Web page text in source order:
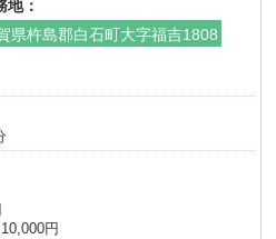
地：
県杵島郡白石町大字福吉1808
円